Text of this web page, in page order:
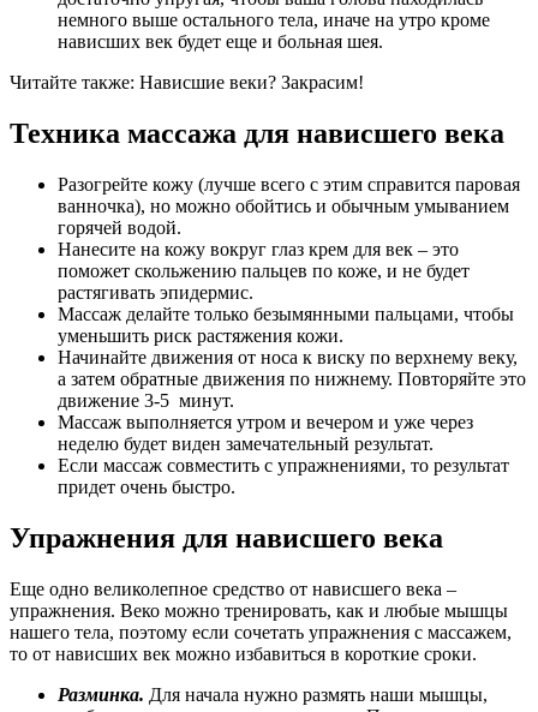
немного выше остального тела, иначе на утро кроме
нависших век будет еще и больная шея.
Читайте также: Нависшие веки? Закрасим!
Техника массажа для нависшего века
Разогрейте кожу (лучше всего с этим справится паровая
ванночка), но можно обойтись и обычным умыванием
горячей водой.
Нанесите на кожу вокруг глаз крем для век – это
поможет скольжению пальцев по коже, и не будет
растягивать эпидермис.
Массаж делайте только безымянными пальцами, чтобы
уменьшить риск растяжения кожи.
Начинайте движения от носа к виску по верхнему веку,
а затем обратные движения по нижнему. Повторяйте это
движение 3-5 минут.
Массаж выполняется утром и вечером и уже через
неделю будет виден замечательный результат.
Если массаж совместить с упражнениями, то результат
придет очень быстро.
Упражнения для нависшего века
Еще одно великолепное средство от нависшего века –
упражнения. Веко можно тренировать, как и любые мышцы
нашего тела, поэтому если сочетать упражнения с массажем,
то от нависших век можно избавиться в короткие сроки.
Разминка. Для начала нужно размять наши мышцы,